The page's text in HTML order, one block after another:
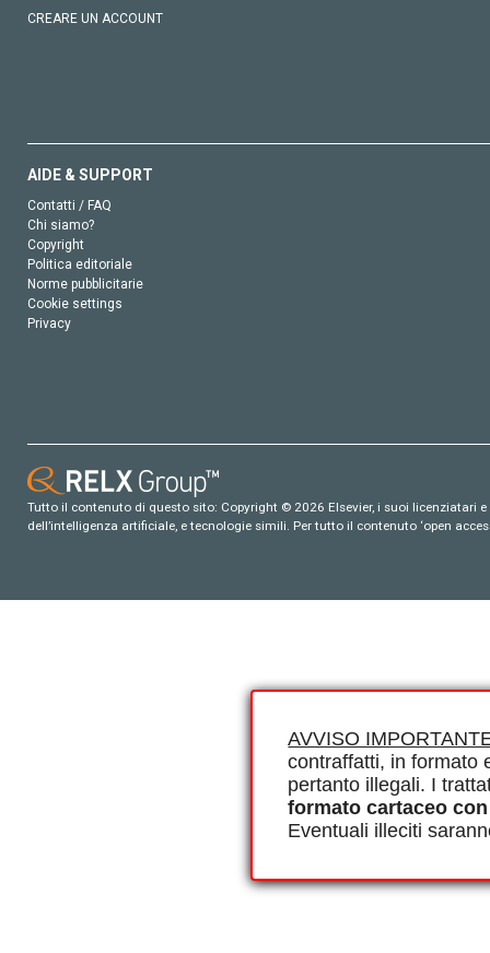
AVVISO
contraffatti, in formato
pertanto illegali. I
formato cartaceo
Eventuali illeciti
CREARE UN ACCOUNT
AIDE & SUPPORT
Contatti / FAQ
Chi siamo?
Copyright
Politica editoriale
Norme pubblicitarie
Cookie settings
Privacy
Tutto il contenuto di questo sito: Copyright © 2026 Elsevier, i suoi
dell’intelligenza artificiale, e tecnologie simili. Per tutto il contenuto ‘open